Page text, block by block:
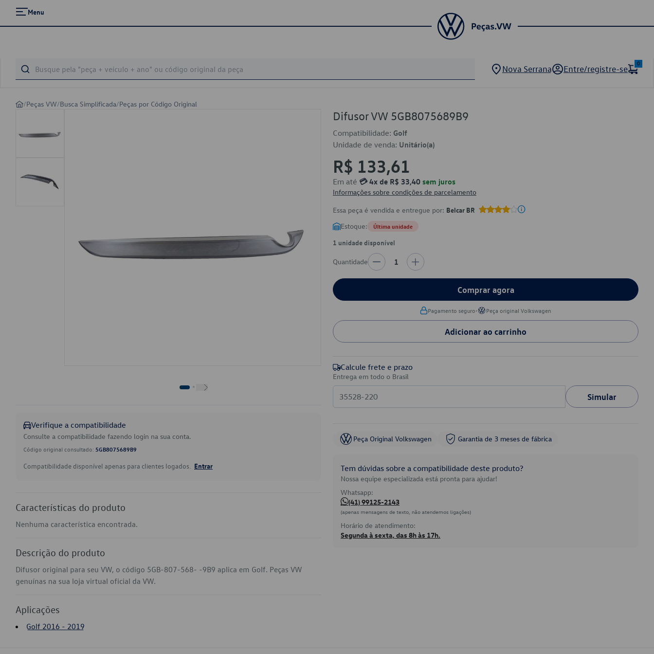
Menu
Nova Serrana Entre/registre-se
0
/Peças VW/Busca Simplificada/Peças por Código Original
Verifique a compatibilidade
Consulte a compatibilidade fazendo login na sua conta.
Código original consultado: 5GB8075689B9
Compatibilidade disponível apenas para clientes logados. Entrar
Características do produto
Nenhuma característica encontrada.
Descrição do produto
Difusor original para seu VW, o código 5GB-807-568- -9B9 aplica em Golf. Peças VW
genuínas na sua loja virtual oficial da VW.
Aplicações
Golf 2016 - 2019
Difusor VW 5GB8075689B9
Compatibilidade: Golf
Unidade de venda: Unitário(a)
R$ 133,61
Em até 💳 4x de R$ 33,40 sem juros
Informações sobre condições de parcelamento
Essa peça é vendida e entregue por: Belcar BR
Estoque: Última unidade
1 unidade disponível
Quantidade 1
Comprar agora
Pagamento seguro• Peça original Volkswagen
Adicionar ao carrinho
Calcule frete e prazo
Entrega em todo o Brasil
Simular
Peça Original Volkswagen Garantia de 3 meses de fábrica
Tem dúvidas sobre a compatibilidade deste produto?
Nossa equipe especializada está pronta para ajudar!
Whatsapp:
(41) 99125-2143
(apenas mensagens de texto, não atendemos ligações)
Horário de atendimento:
Segunda à sexta, das 8h às 17h.